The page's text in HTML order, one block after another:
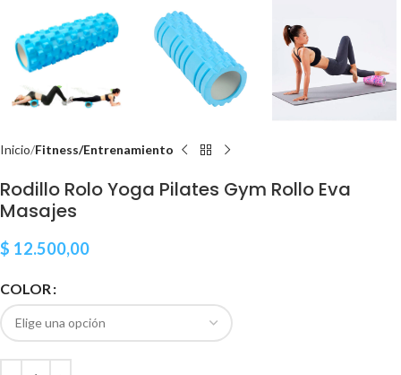
Inicio Fitness/Entrenamiento
Rodillo Rolo Yoga Pilates Gym Rollo Eva
Masajes
$ 12.500,00
COLOR